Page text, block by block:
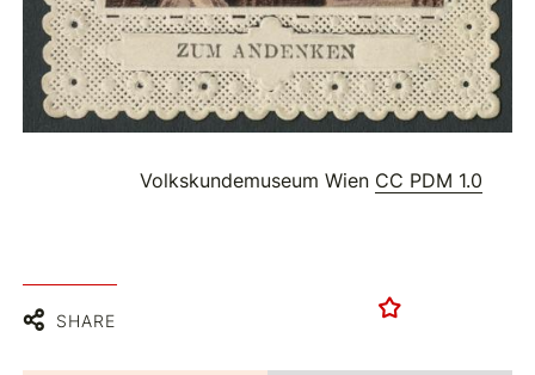
Volkskundemuseum Wien CC PDM 1.0
SHARE